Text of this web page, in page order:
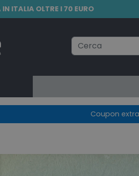
ITALIA OLTRE I 70 EURO
Coupon